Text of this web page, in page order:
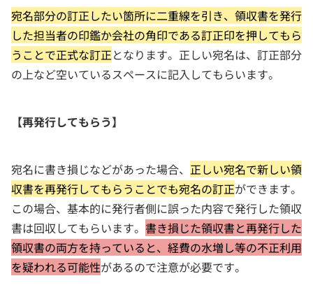
宛名部分の訂正したい箇所に二重線を引き、領収書を発行
した担当者の印鑑か会社の角印である訂正印を押してもら
うことで正式な訂正となります。正しい宛名は、訂正部分
の上など空いているスペースに記入してもらいます。
【再発行してもらう】
宛名に書き損じなどがあった場合、 正しい宛名で新しい領
収書を再発行してもらうことでも宛名の訂正ができます。
この場合、基本的に発行者側に誤った内容で発行した領収
書は回収してもらいます。 書き損じた領収書と再発行した
領収書の両方を持っていると、経費の水増し等の不正利用
を疑われる可能性があるので注意が必要です。